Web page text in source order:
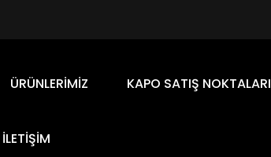
ÜRÜNLERİMİZ KAPO SATIŞ NOKTALARI
İLETİŞİM